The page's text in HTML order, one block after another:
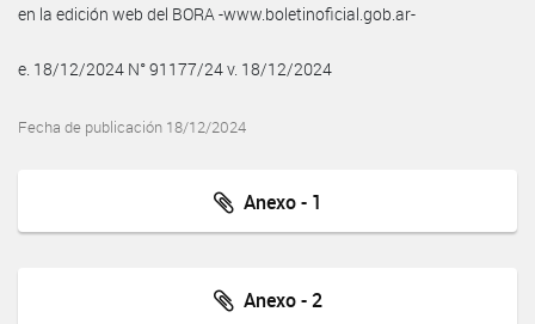
en la edición web del BORA -www.boletinoficial.gob.ar-
e. 18/12/2024 N° 91177/24 v. 18/12/2024
Fecha de publicación 18/12/2024
Anexo - 1
Anexo - 2